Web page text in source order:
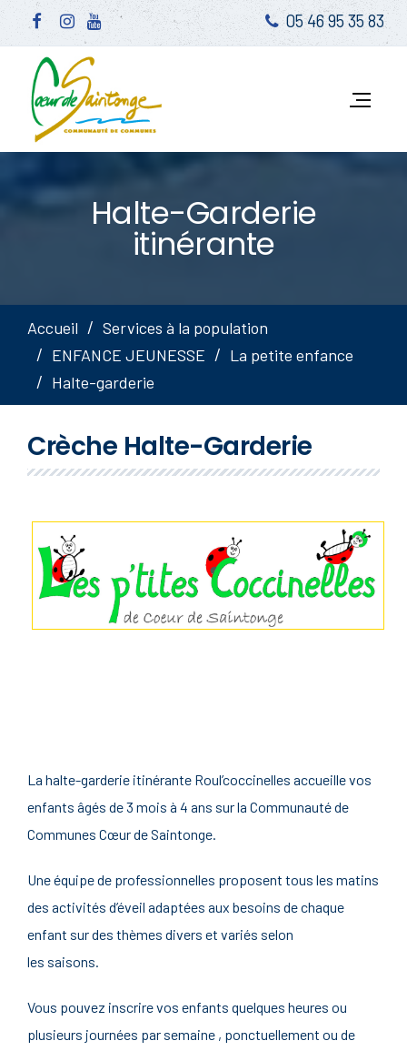
05 46 95 35 83
Halte-Garderie
itinérante
Accueil
Services à la population
ENFANCE JEUNESSE
La petite enfance
Halte-garderie
Crèche Halte-Garderie
La halte-garderie itinérante Roul’coccinelles accueille vos
enfants âgés de 3 mois à 4 ans sur la Communauté de
Communes Cœur de Saintonge.
Une équipe de professionnelles proposent tous les matins
des activités d’éveil adaptées aux besoins de chaque
enfant sur des thèmes divers et variés selon
les saisons.
Vous pouvez inscrire vos enfants quelques heures ou
plusieurs journées par semaine , ponctuellement ou de